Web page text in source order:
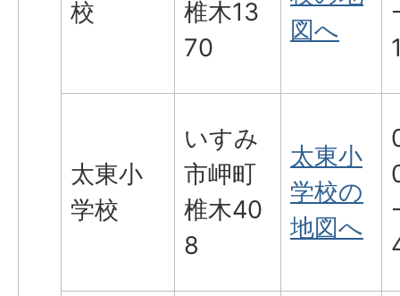
校
椎木13
70
図へ
太東小
学校
いすみ
市岬町
椎木40
8
太東小
学校の
地図へ